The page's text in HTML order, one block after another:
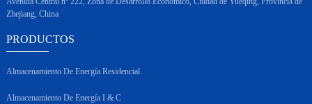
Zhejiang, China
PRODUCTOS
Almacenamiento De Energía Residencial
Almacenamiento De Energía I & C